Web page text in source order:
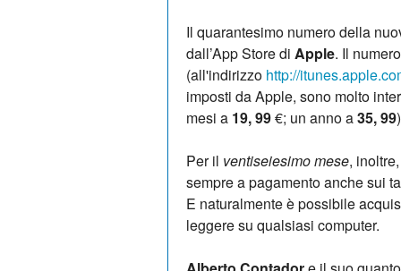
Il quarantesimo numero della
dall’App Store di Apple. Il
(all'indirizzo http://
imposti da Apple, sono molto
mesi a 19, 99€; un anno a35, 99
Per il ventiseiesimo mese,
sempre a pagamento anche sui
E naturalmente è possibile
leggere su qualsiasi computer.